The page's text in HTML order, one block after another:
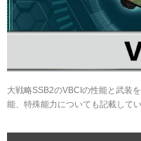
大戦略SSB2のVBCIの性能と武装
能、特殊能力についても記載してい